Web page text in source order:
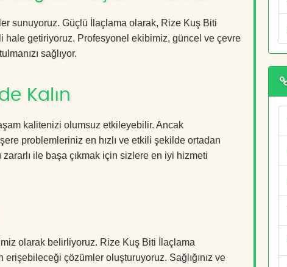
sunuyoruz. Güçlü İlaçlama olarak, Rize Kuş Biti
hale getiriyoruz. Profesyonel ekibimiz, güncel ve çevre
sağlıyor.
Kalın
kalitenizi olumsuz etkileyebilir. Ancak
problemleriniz en hızlı ve etkili şekilde ortadan
zararlı ile başa çıkmak için sizlere en iyi hizmeti
olarak belirliyoruz. Rize Kuş Biti İlaçlama
çözümler oluşturuyoruz. Sağlığınız ve